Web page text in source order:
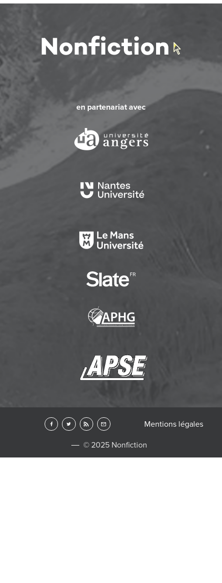
en partenariat avec
© 2025 Nonfiction
Mentions légales